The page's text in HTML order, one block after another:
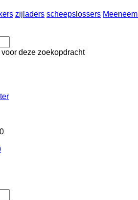
zijladers scheepslossers
deze zoekopdracht